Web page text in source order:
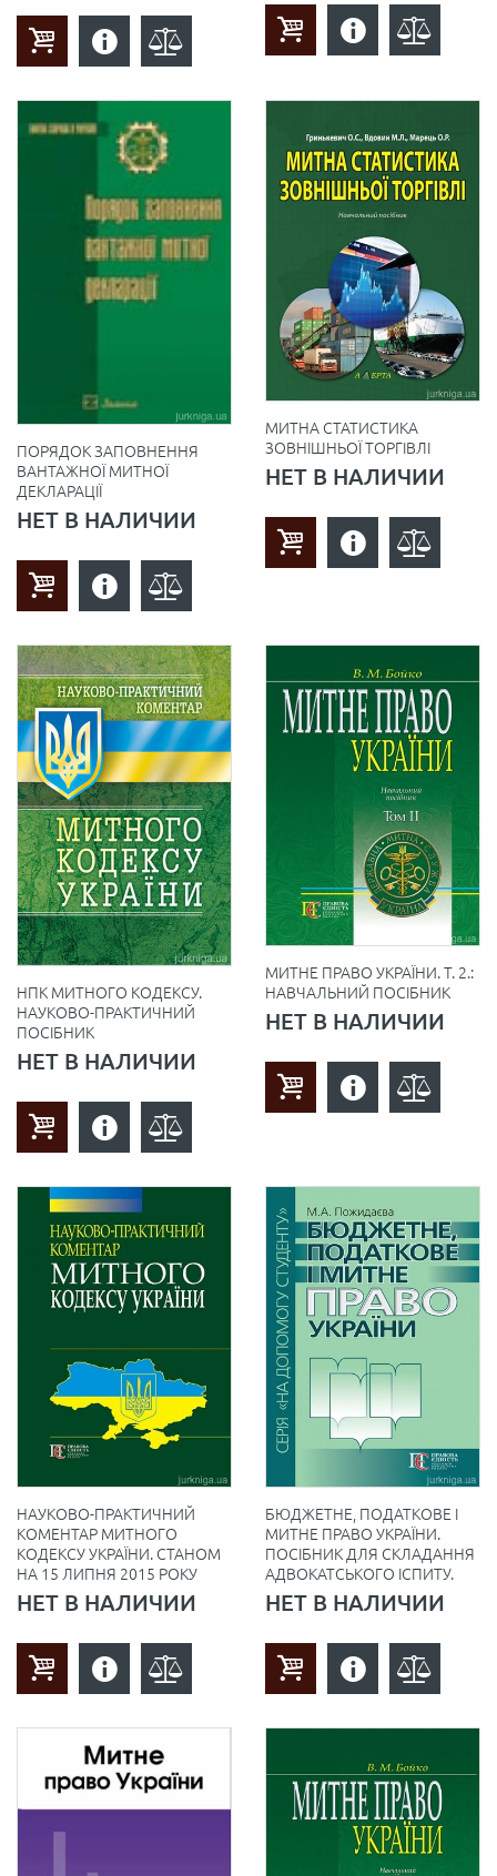
ПОРЯДОК ЗАПОВНЕННЯ
ВАНТАЖНОЇ МИТНОЇ
ДЕКЛАРАЦІЇ
НЕТ В НАЛИЧИИ
МИТНА СТАТИСТИКА
ЗОВНІШНЬОЇ ТОРГІВЛІ
НЕТ В НАЛИЧИИ
НПК МИТНОГО КОДЕКСУ.
НАУКОВО-ПРАКТИЧНИЙ
ПОСІБНИК
НЕТ В НАЛИЧИИ
МИТНЕ ПРАВО УКРАЇНИ. Т. 2.:
НАВЧАЛЬНИЙ ПОСІБНИК
НЕТ В НАЛИЧИИ
НАУКОВО-ПРАКТИЧНИЙ
КОМЕНТАР МИТНОГО
КОДЕКСУ УКРАЇНИ. СТАНОМ
НА 15 ЛИПНЯ 2015 РОКУ
НЕТ В НАЛИЧИИ
БЮДЖЕТНЕ, ПОДАТКОВЕ І
МИТНЕ ПРАВО УКРАЇНИ.
ПОСІБНИК ДЛЯ СКЛАДАННЯ
АДВОКАТСЬКОГО ІСПИТУ.
НЕТ В НАЛИЧИИ